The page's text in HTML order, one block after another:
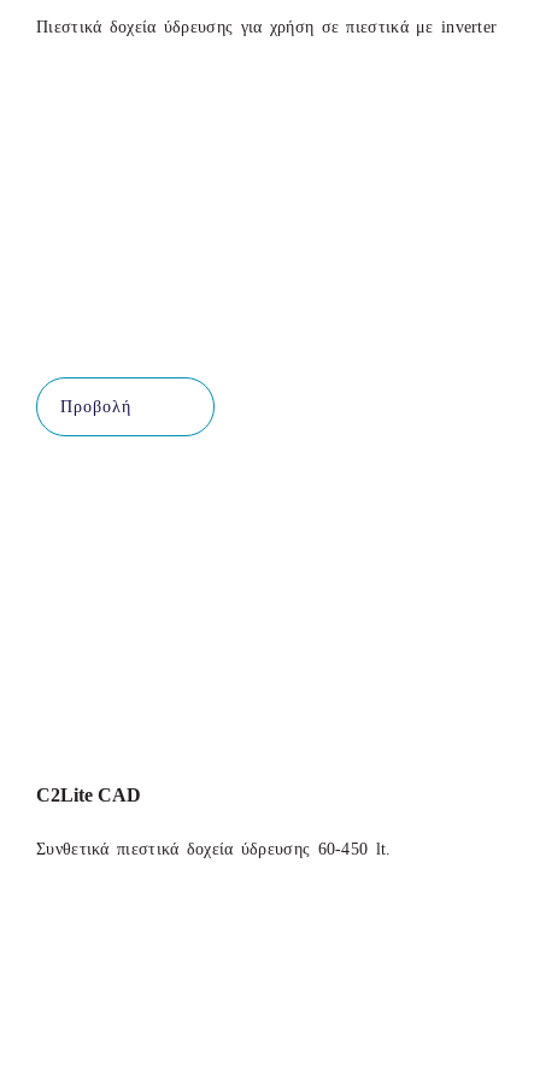
Πιεστικά δοχεία ύδρευσης για χρήση σε πιεστικά με inverter
Προβολή
C2Lite CAD
Συνθετικά πιεστικά δοχεία ύδρευσης 60-450 lt.